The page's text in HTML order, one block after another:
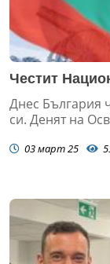
Честит
Днес България
си. Денят на
03 март 25